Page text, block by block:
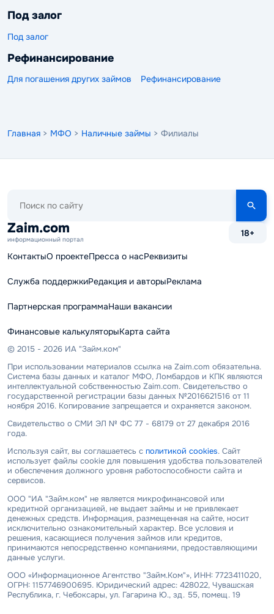
Под залог
Под залог
Рефинансирование
Для погашения других займов Рефинансирование
Главная > МФО > Наличные займы > Филиалы
сайту
Zaim.com
информационный портал
18+
КонтактыО проектеПресса о насРеквизиты
Служба поддержкиРедакция и авторыРеклама
Партнерская программаНаши вакансии
Финансовые калькуляторыКарта сайта
© 2015 - 2026 ИА "Займ.ком"
При использовании материалов ссылка на Zaim.com обязательна.
Система базы данных и каталог МФО, Ломбардов и КПК являются
интеллектуальной собственностью Zaim.com. Свидетельство о
государственной регистрации базы данных №2016621516 от 11
ноября 2016. Копирование запрещается и охраняется законом.
Свидетельство о СМИ ЭЛ № ФС 77 - 68179 от 27 декабря 2016
года.
Используя сайт, вы соглашаетесь с политикой cookies. Сайт
использует файлы cookie для повышения удобства пользователей
и обеспечения должного уровня работоспособности сайта и
сервисов.
ООО "ИА "Займ.ком" не является микрофинансовой или
кредитной организацией, не выдает займы и не привлекает
денежных средств. Информация, размещенная на сайте, носит
исключительно ознакомительный характер. Все условия и
решения, касающиеся получения займов или кредитов,
принимаются непосредственно компаниями, предоставляющими
данные услуги.
ООО «Информационное Агентство "Займ.Ком"», ИНН: 7723411020,
ОГРН: 1157746900695. Юридический адрес: 428022, Чувашская
Республика, г. Чебоксары, ул. Гагарина Ю., зд. 55, помещ. 19